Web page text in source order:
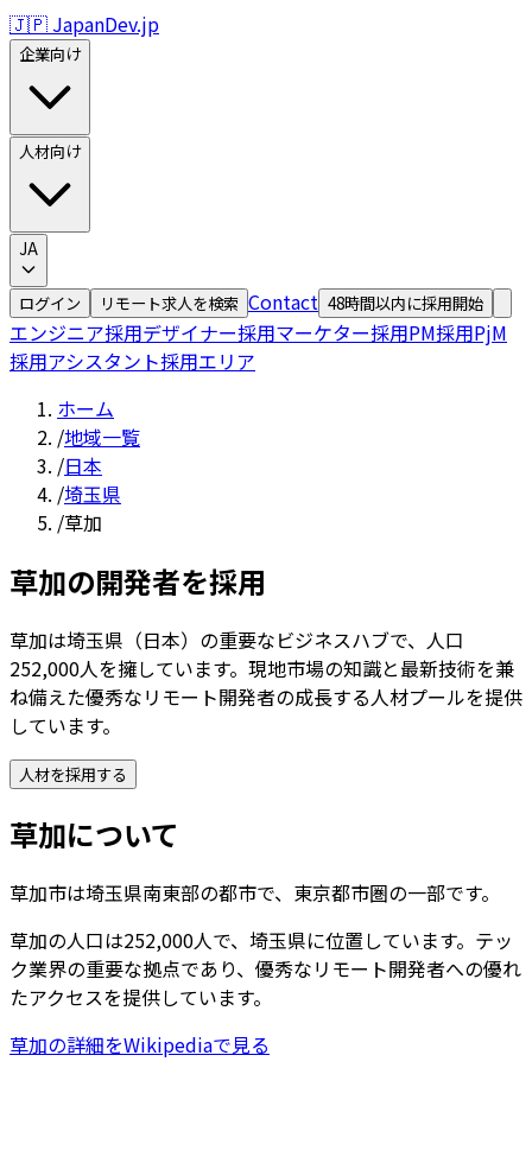
🇯🇵 JapanDev.jp
企業向け
人材向け
JA
ログイン リモート求人を検索 Contact 48時間以内に採用開始
エンジニア採用デザイナー採用マーケター採用PM採用PjM
採用アシスタント採用エリア
ホーム
/地域一覧
/日本
/埼玉県
/草加
草加の開発者を採用
草加は埼玉県（日本）の重要なビジネスハブで、人口
252,000人を擁しています。現地市場の知識と最新技術を兼
ね備えた優秀なリモート開発者の成長する人材プールを提供
しています。
人材を採用する
草加について
草加市は埼玉県南東部の都市で、東京都市圏の一部です。
草加の人口は252,000人で、 埼玉県に位置しています。テッ
ク業界の重要な拠点であり、優秀なリモート開発者への優れ
たアクセスを提供しています。
草加の詳細をWikipediaで見る